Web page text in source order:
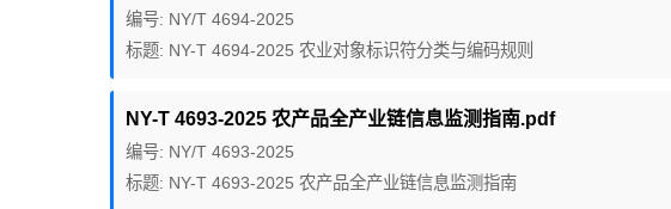
编号: NY/T 4694-2025
标题: NY-T 4694-2025 农业对象标识符分类与编码规则
NY-T 4693-2025 农产品全产业链信息监测指南.pdf
编号: NY/T 4693-2025
标题: NY-T 4693-2025 农产品全产业链信息监测指南